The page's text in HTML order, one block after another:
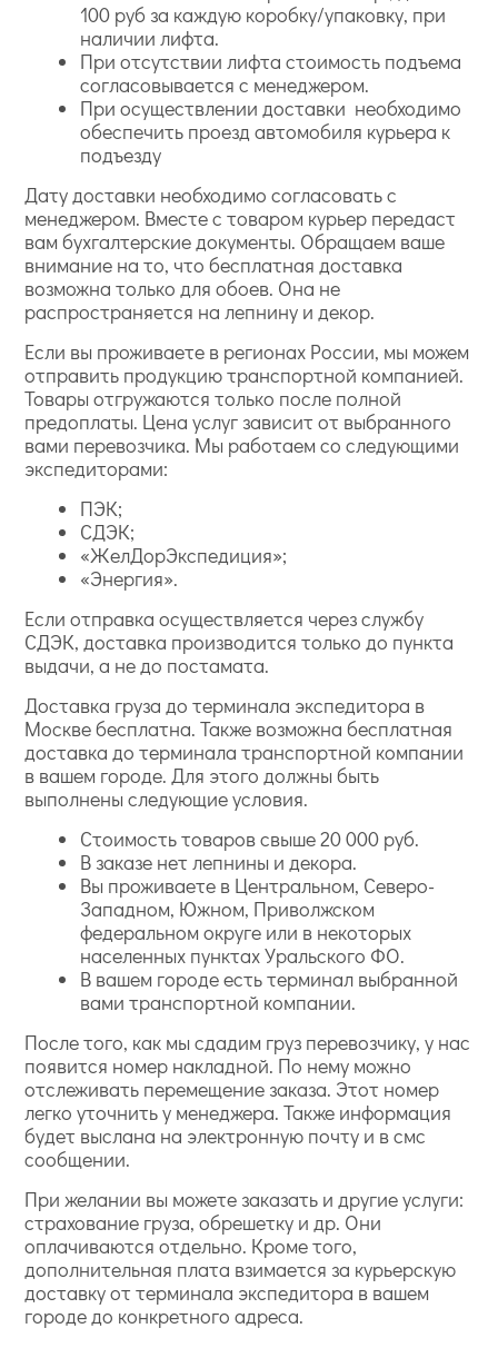
100 руб за каждую коробку/упаковку, при
наличии лифта.
При отсутствии лифта стоимость подъема
согласовывается с менеджером.
При осуществлении доставки необходимо
обеспечить проезд автомобиля курьера к
подъезду
Дату доставки необходимо согласовать с
менеджером. Вместе с товаром курьер передаст
вам бухгалтерские документы. Обращаем ваше
внимание на то, что бесплатная доставка
возможна только для обоев. Она не
распространяется на лепнину и декор.
Если вы проживаете в регионах России, мы можем
отправить продукцию транспортной компанией.
Товары отгружаются только после полной
предоплаты. Цена услуг зависит от выбранного
вами перевозчика. Мы работаем со следующими
экспедиторами:
ПЭК;
СДЭК;
«ЖелДорЭкспедиция»;
«Энергия».
Если отправка осуществляется через службу
СДЭК, доставка производится только до пункта
выдачи, а не до постамата.
Доставка груза до терминала экспедитора в
Москве бесплатна. Также возможна бесплатная
доставка до терминала транспортной компании
в вашем городе. Для этого должны быть
выполнены следующие условия.
Стоимость товаров свыше 20 000 руб.
В заказе нет лепнины и декора.
Вы проживаете в Центральном, Северо-
Западном, Южном, Приволжском
федеральном округе или в некоторых
населенных пунктах Уральского ФО.
В вашем городе есть терминал выбранной
вами транспортной компании.
После того, как мы сдадим груз перевозчику, у нас
появится номер накладной. По нему можно
отслеживать перемещение заказа. Этот номер
легко уточнить у менеджера. Также информация
будет выслана на электронную почту и в смс
сообщении.
При желании вы можете заказать и другие услуги:
страхование груза, обрешетку и др. Они
оплачиваются отдельно. Кроме того,
дополнительная плата взимается за курьерскую
доставку от терминала экспедитора в вашем
городе до конкретного адреса.